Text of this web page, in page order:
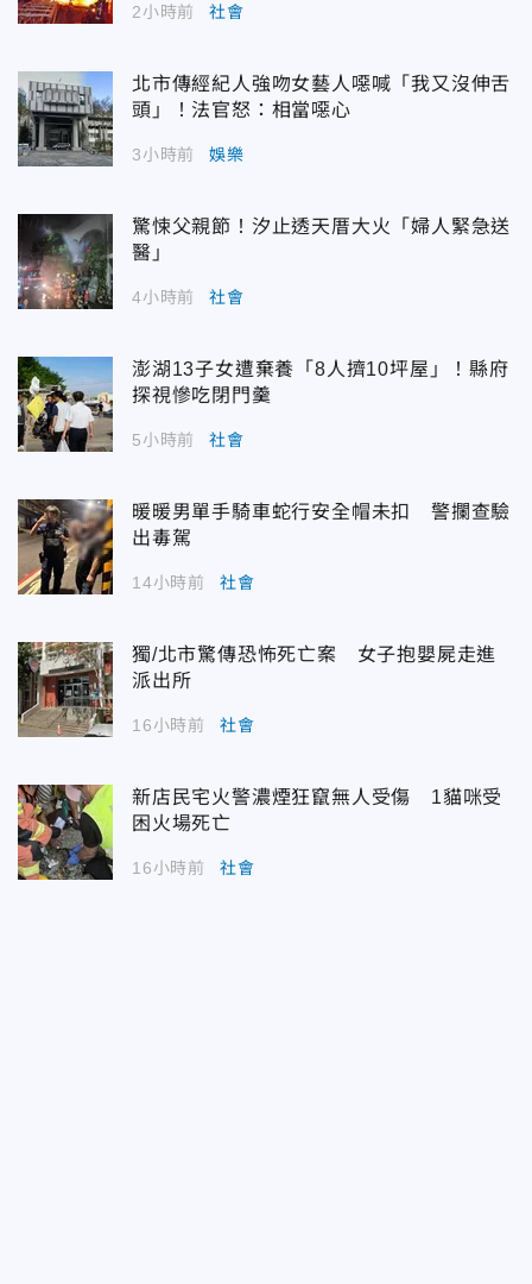
2小時前 社會
北市傳經紀人強吻女藝人噁喊「我又沒伸舌
頭」！法官怒：相當噁心
3小時前 娛樂
驚悚父親節！汐止透天厝大火「婦人緊急送
醫」
4小時前 社會
澎湖13子女遭棄養「8人擠10坪屋」！縣府
探視慘吃閉門羹
5小時前 社會
暖暖男單手騎車蛇行安全帽未扣 警攔查驗
出毒駕
14小時前 社會
獨/北市驚傳恐怖死亡案 女子抱嬰屍走進
派出所
16小時前 社會
新店民宅火警濃煙狂竄無人受傷 1貓咪受
困火場死亡
16小時前 社會